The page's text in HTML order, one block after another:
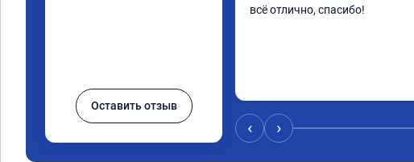
Оставить отзыв
всё отлично, спасибо!
‹ ›